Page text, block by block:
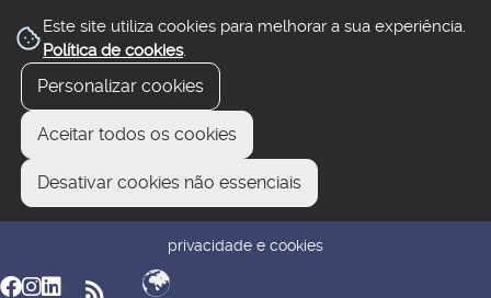
Este site utiliza cookies para melhorar a sua experiência.
Política de cookies.
Personalizar cookies
Aceitar todos os cookies
Desativar cookies não essenciais
privacidade e cookies